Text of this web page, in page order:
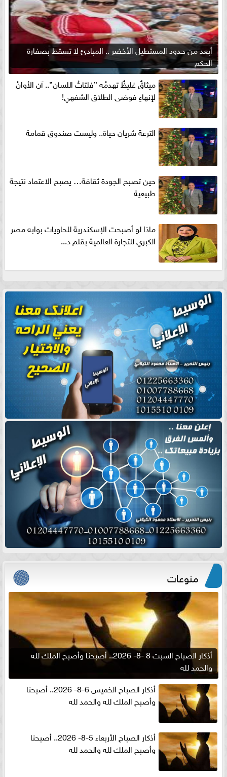
أبعد من حدود المستطيل الأخضر .. المبادئ لا تسقط بصفارة
الحكم
ميثاقٌ غليظٌ تهدمُه ”فلتاتُ اللسان”.. آن الأوانُ
لإنهاءِ فوضى الطلاق الشفهي!
الترعة شريان حياة.. وليست صندوق قمامة
حين تصبح الجودة ثقافة… يصبح الاعتماد نتيجة
طبيعية
ماذا لو أصبحت الإسكندرية للحاويات بوابه مصر
الكبري للتجارة العالمية بقلم د...
منوعات
أذكار الصباح السبت 8 -8- 2026.. أصبحنا وأصبح الملك لله
والحمد لله
أذكار الصباح الخميس 6-8- 2026.. أصبحنا
وأصبح الملك لله والحمد لله
أذكار الصباح الأربعاء 5-8- 2026.. أصبحنا
وأصبح الملك لله والحمد لله